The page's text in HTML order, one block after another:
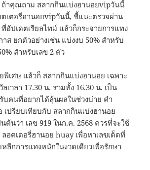
ถ้าคุณถาม สลากกินแบ่งฮานอยvipวันนี้
ตเตอรี่ฮานอยvipวันนี้, ชี้แนะตรวจผ่าน
อัปเดตเรียลไทม์ แล้วก็กระจายการแทง
ส ยกตัวอย่างเช่น แบ่งงบ 50% สำหรับ
สำหรับเลข 2 ตัว
พิเศษ แล้วก็ สลากกินแบ่งฮานอย เฉพาะ
เวลา 17.30 น. รวมทั้ง 16.30 น. เป็น
บคนที่อยากได้ลุ้นผลในช่วงบ่าย คำ
เปรียบเทียบกับ สลากกินแบ่งฮานอย
ต้นว่า เลข 919 ในก.ค. 2568 ควรที่จะใช้
อตเตอรี่ฮานอย huay เพื่อหาเลขเด็ดที่
ลีกการแทงหนักในงวดเดียวเพื่อรักษา